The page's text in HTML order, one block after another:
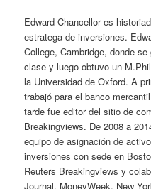
Edward Chancellor es
estratega de inversiones.
College, Cambridge, donde
clase y luego obtuvo un
la Universidad de Oxford. A
trabajó para el banco
tarde fue editor del sitio de
Breakingviews. De 2008 a
equipo de asignación de
inversiones con sede en
Reuters Breakingviews y
Journal, MoneyWeek, New